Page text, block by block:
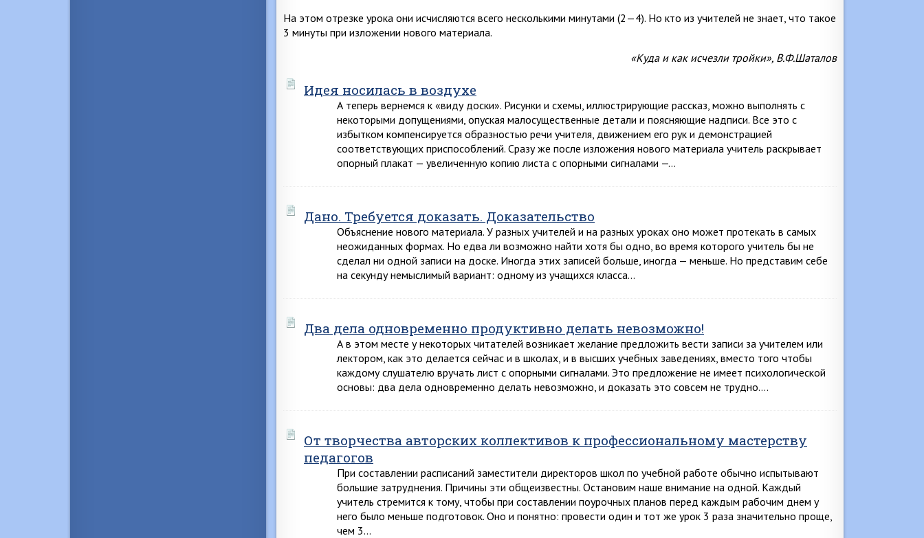
На этом отрезке урока они исчисляются всего несколькими минутами (2—4). Но кто из учителей не знает, что такое
3 минуты при изложении нового материала.
«Куда и как исчезли тройки», В.Ф.Шаталов
Идея носилась в воздухе
А теперь вернемся к «виду доски». Рисунки и схемы, иллюстрирующие рассказ, можно выполнять с
некоторыми допущениями, опуская малосущественные детали и поясняющие надписи. Все это с
избытком компенсируется образностью речи учителя, движением его рук и демонстрацией
соответствующих приспособлений. Сразу же после изложения нового материала учитель раскрывает
опорный плакат — увеличенную копию листа с опорными сигналами —…
Дано. Требуется доказать. Доказательство
Объяснение нового материала. У разных учителей и на разных уроках оно может протекать в самых
неожиданных формах. Но едва ли возможно найти хотя бы одно, во время которого учитель бы не
сделал ни одной записи на доске. Иногда этих записей больше, иногда — меньше. Но представим себе
на секунду немыслимый вариант: одному из учащихся класса…
Два дела одновременно продуктивно делать невозможно!
А в этом месте у некоторых читателей возникает желание предложить вести записи за учителем или
лектором, как это делается сейчас и в школах, и в высших учебных заведениях, вместо того чтобы
каждому слушателю вручать лист с опорными сигналами. Это предложение не имеет психологической
основы: два дела одновременно делать невозможно, и доказать это совсем не трудно….
От творчества авторских коллективов к профессиональному мастерству
педагогов
При составлении расписаний заместители директоров школ по учебной работе обычно испытывают
большие затруднения. Причины эти общеизвестны. Остановим наше внимание на одной. Каждый
учитель стремится к тому, чтобы при составлении поурочных планов перед каждым рабочим днем у
него было меньше подготовок. Оно и понятно: провести один и тот же урок 3 раза значительно проще,
чем 3…